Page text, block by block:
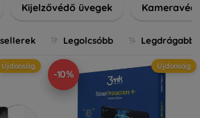
közül, hogy a mindennapok során is
a minőséget szem
minden eszközre.
Kijelzővédő üvegek
Legolcsóbb Legdrágabb
Újdonság
-10%
Újdonság